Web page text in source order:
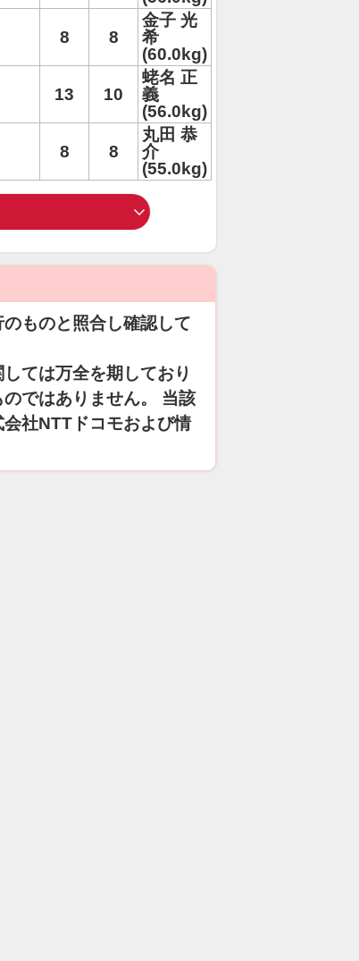
8 8
金子 光
希
(60.0kg)
13 10
蛯名 正
義
(56.0kg)
8 8
丸田 恭
介
(55.0kg)
ものと照合し確認して
ては万全を期しており
ではありません。 当該
社NTTドコモおよび情